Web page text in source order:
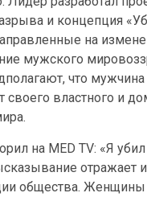
и концепция
на
мужского
что
своего властного и
на MED TV: «Я
отражает
общества. Женщины